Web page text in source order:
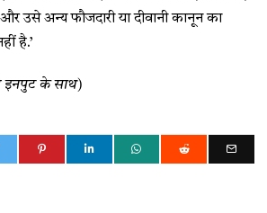
उसे अन्य फौजदारी या दीवानी कानून का
है.’
इनपुट के साथ)